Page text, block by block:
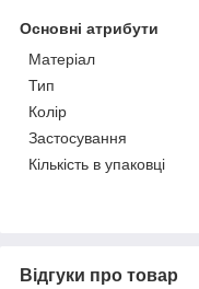
Основні атрибути
Матеріал
Тип
Колір
Застосування
Кількість в упаковці
Відгуки про товар